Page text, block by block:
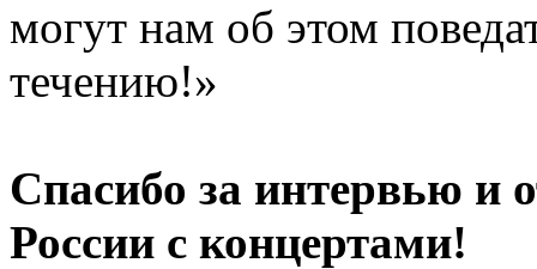
могут нам об этом
течению!»
Спасибо за интервью и
России с концертами!